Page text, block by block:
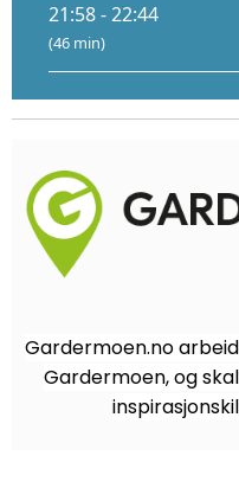
21:58 - 22:44
(46 min)
Gardermoen.no
Gardermoen, og